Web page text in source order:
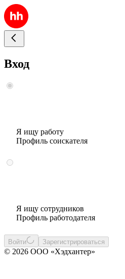
Вход
Я ищу работу
Профиль соискателя
Я ищу сотрудников
Профиль работодателя
Войти Зарегистрироваться
© 2026 ООО «Хэдхантер»